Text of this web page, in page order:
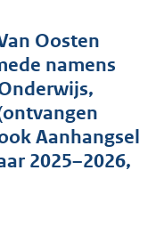
b
Oosten
namens
Aanhangsel
2025–2026,